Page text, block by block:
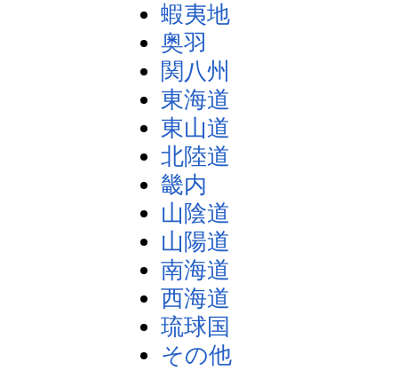
蝦夷地
奥羽
関八州
東海道
東山道
北陸道
畿内
山陰道
山陽道
南海道
西海道
琉球国
その他